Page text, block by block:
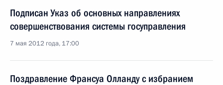
Подписан Указ об основных направлениях
совершенствования системы госуправления
7 мая 2012 года, 17:00
Поздравление Франсуа Олланду с избранием